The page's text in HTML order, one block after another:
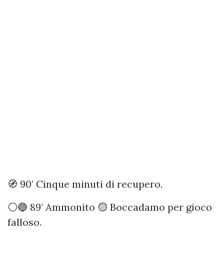
🧭 90’ Cinque minuti di recupero.
⚪️🔵 89’ Ammonito 🟡 Boccadamo per gioco
falloso.